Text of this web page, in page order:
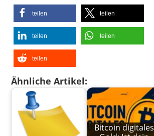
teilen teilen
teilen teilen
teilen
Ähnliche Artikel:
Bitcoin digitales